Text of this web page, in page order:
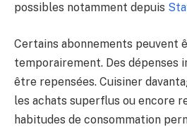
possibles notamment depuis
Certains abonnements peuvent
temporairement. Des dépenses
être repensées. Cuisiner
les achats superflus ou encore
habitudes de consommation